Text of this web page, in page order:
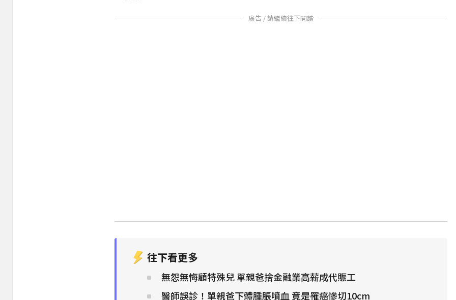
廣告 / 請繼續往下閱讀
往下看更多
無怨無悔顧特殊兒 單親爸捨金融業高薪成代賑工
醫師誤診！單親爸下體腫脹噴血 竟是罹癌慘切10cm